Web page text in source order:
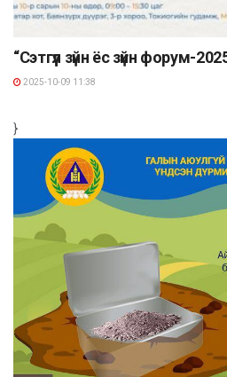
“Сэтгүүл зүйн ёс зүйн форум-
2025-10-09 11:38
}